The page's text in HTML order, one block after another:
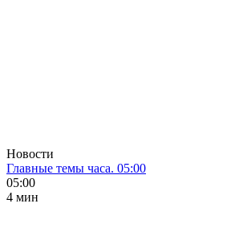
Новости
Главные темы часа. 05:00
05:00
4 мин